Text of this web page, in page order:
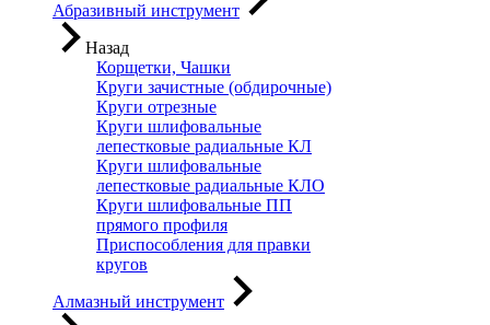
Абразивный инструмент
Назад
Корщетки, Чашки
Круги зачистные (обдирочные)
Круги отрезные
Круги шлифовальные
лепестковые радиальные КЛ
Круги шлифовальные
лепестковые радиальные КЛО
Круги шлифовальные ПП
прямого профиля
Приспособления для правки
кругов
Алмазный инструмент